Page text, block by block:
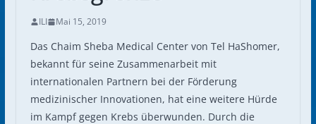
ILI Mai 15, 2019
Das Chaim Sheba Medical Center von Tel HaShomer,
bekannt für seine Zusammenarbeit mit
internationalen Partnern bei der Förderung
medizinischer Innovationen, hat eine weitere Hürde
im Kampf gegen Krebs überwunden. Durch die